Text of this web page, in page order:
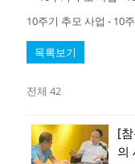
10주기 추모 사업 - 10
목록보기
전체 42
[
의